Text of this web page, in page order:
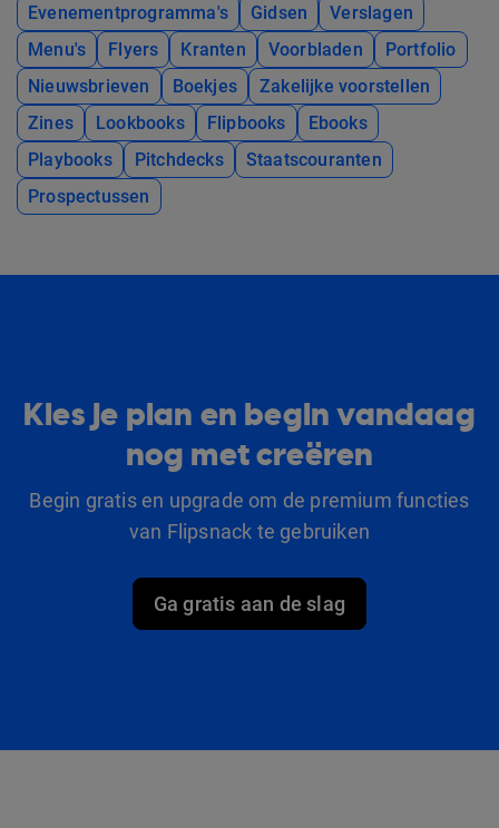
Evenementprogramma's
Gidsen
Verslagen
Menu's
Flyers Kranten Voorbladen
Portfolio
Nieuwsbrieven
Boekjes
Zakelijke voorstellen
Zines
Lookbooks Flipbooks
Ebooks
Playbooks
Pitchdecks
Staatscouranten
Prospectussen
Kies je plan en begin vandaag
nog met creëren
Begin gratis en upgrade om de premium functies
van Flipsnack te gebruiken
Ga gratis aan de slag